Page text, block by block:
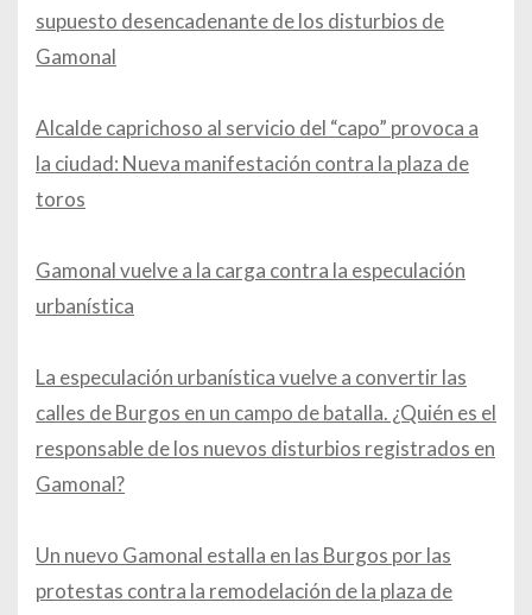
supuesto desencadenante de los disturbios de
Gamonal
Alcalde caprichoso al servicio del “capo” provoca a
la ciudad: Nueva manifestación contra la plaza de
toros
Gamonal vuelve a la carga contra la especulación
urbanística
La especulación urbanística vuelve a convertir las
calles de Burgos en un campo de batalla. ¿Quién es el
responsable de los nuevos disturbios registrados en
Gamonal?
Un nuevo Gamonal estalla en las Burgos por las
protestas contra la remodelación de la plaza de